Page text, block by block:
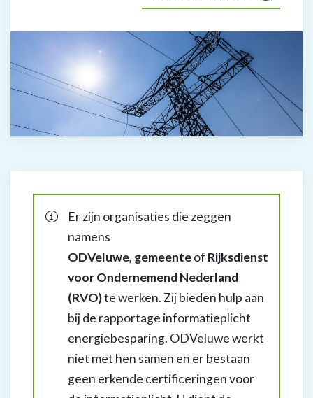
Er zijn organisaties die zeggen
namens
ODVeluwe, gemeenteof Rijksdienst
voor Ondernemend Nederland
(RVO)te werken. Zij bieden hulp aan
bij de rapportage informatieplicht
energiebesparing. ODVeluwe werkt
niet met hen samen en er bestaan
geen erkende certificeringen voor